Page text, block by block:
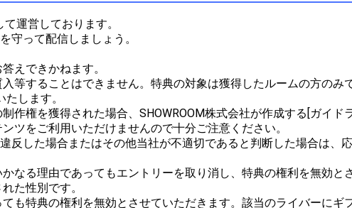
運営しております。
守って配信しましょう。
えできかねます。
等することはできません。特典の対象は獲得したルームの方の
します。
作権を獲得された場合、SHOWROOM株式会社が作成する[ガイ
ツをご利用いただけませんので十分ご注意ください。
反した場合またはその他当社が不適切であると判断した場合は、
なる理由であってもエントリーを取り消し、特典の権利を無効と
た性別です。
も特典の権利を無効とさせていただきます。該当のライバーに